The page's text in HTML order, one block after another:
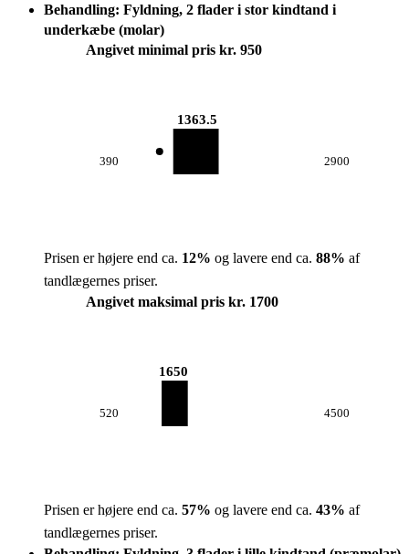
Behandling: Fyldning, 2 flader i stor kindtand i
underkæbe (molar)
Angivet minimal pris kr. 950
390
1363.5
2900
Prisen er højere end ca. 12% og lavere end ca. 88% af
tandlægernes priser.
Angivet maksimal pris kr. 1700
520
1650
4500
Prisen er højere end ca. 57% og lavere end ca. 43% af
tandlægernes priser.